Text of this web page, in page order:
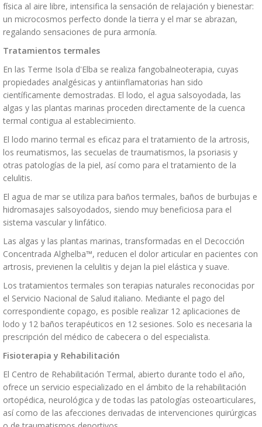
física al aire libre, intensifica la sensación de relajación y bienestar:
un microcosmos perfecto donde la tierra y el mar se abrazan,
regalando sensaciones de pura armonía.
Tratamientos termales
En las Terme Isola d'Elba se realiza fangobalneoterapia, cuyas
propiedades analgésicas y antiinflamatorias han sido
científicamente demostradas. El lodo, el agua salsoyodada, las
algas y las plantas marinas proceden directamente de la cuenca
termal contigua al establecimiento.
El lodo marino termal es eficaz para el tratamiento de la artrosis,
los reumatismos, las secuelas de traumatismos, la psoriasis y
otras patologías de la piel, así como para el tratamiento de la
celulitis.
El agua de mar se utiliza para baños termales, baños de burbujas e
hidromasajes salsoyodados, siendo muy beneficiosa para el
sistema vascular y linfático.
Las algas y las plantas marinas, transformadas en el Decocción
Concentrada Alghelba™, reducen el dolor articular en pacientes con
artrosis, previenen la celulitis y dejan la piel elástica y suave.
Los tratamientos termales son terapias naturales reconocidas por
el Servicio Nacional de Salud italiano. Mediante el pago del
correspondiente copago, es posible realizar 12 aplicaciones de
lodo y 12 baños terapéuticos en 12 sesiones. Solo es necesaria la
prescripción del médico de cabecera o del especialista.
Fisioterapia y Rehabilitación
El Centro de Rehabilitación Termal, abierto durante todo el año,
ofrece un servicio especializado en el ámbito de la rehabilitación
ortopédica, neurológica y de todas las patologías osteoarticulares,
así como de las afecciones derivadas de intervenciones quirúrgicas